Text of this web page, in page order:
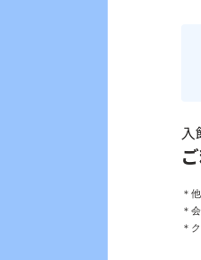
入
＊
＊
＊